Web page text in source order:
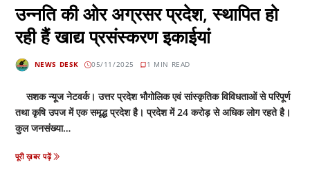
उन्नति की ओर अग्रसर प्रदेश, स्थापित हो
रही हैं खाद्य प्रसंस्करण इकाईयां
NEWS DESK 05/11/2025 1 MIN READ
सशक न्यूज नेटवर्क। उत्तर प्रदेश भौगोलिक एवं सांस्कृतिक विविधताओं से परिपूर्ण
तथा कृषि उपज में एक समृद्ध प्रदेश है। प्रदेश में 24 करोड़ से अधिक लोग रहते है।
कुल जनसंख्या…
पूरी ख़बर पढ़ें